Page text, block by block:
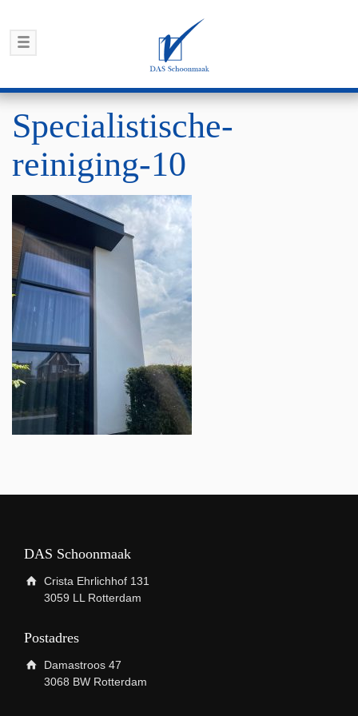
Specialistische-
reiniging-10
DAS Schoonmaak
Crista Ehrlichhof 131
3059 LL Rotterdam
Postadres
Damastroos 47
3068 BW Rotterdam